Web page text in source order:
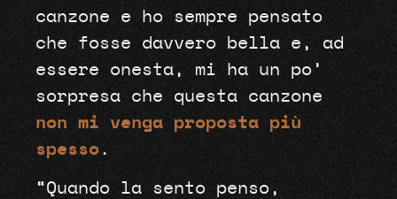
canzone e ho sempre pensato
che fosse davvero bella e, ad
essere onesta, mi ha un po’
sorpresa che questa canzone
non mi venga proposta più
spesso.
“Quando la sento penso,